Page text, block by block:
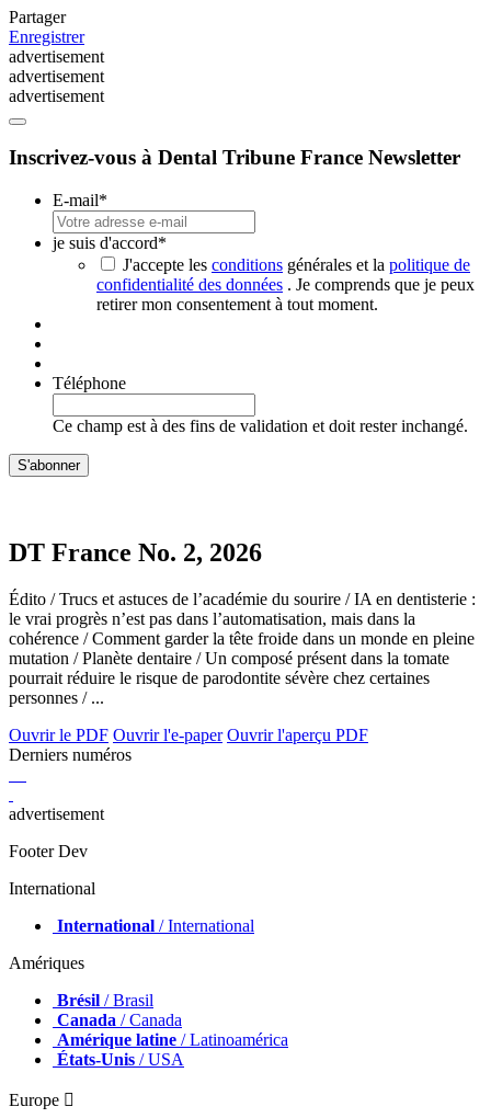
Partager
Enregistrer
advertisement
advertisement
advertisement
Inscrivez-vous à Dental Tribune France Newsletter
E-mail*
je suis d'accord*
J'accepte les conditions générales et la politique de
confidentialité des données . Je comprends que je peux
retirer mon consentement à tout moment.
Téléphone
Ce champ est à des fins de validation et doit rester inchangé.
DT France No. 2, 2026
Édito / Trucs et astuces de l’académie du sourire / IA en dentisterie :
le vrai progrès n’est pas dans l’automatisation, mais dans la
cohérence / Comment garder la tête froide dans un monde en pleine
mutation / Planète dentaire / Un composé présent dans la tomate
pourrait réduire le risque de parodontite sévère chez certaines
personnes / ...
Ouvrir le PDF Ouvrir l'e-paper Ouvrir l'aperçu PDF
Derniers numéros
advertisement
Footer Dev
International
International / International
Amériques
Brésil / Brasil
Canada / Canada
Amérique latine / Latinoamérica
États-Unis / USA
Europe 